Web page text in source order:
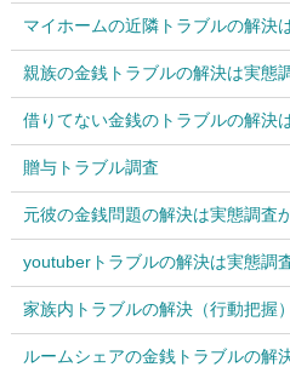
マイホームの近隣トラブルの解決
親族の金銭トラブルの解決は実態
借りてない金銭のトラブルの解決
贈与トラブル調査
元彼の金銭問題の解決は実態調査
youtuberトラブルの解決は実態調
家族内トラブルの解決（行動把握）
ルームシェアの金銭トラブルの解